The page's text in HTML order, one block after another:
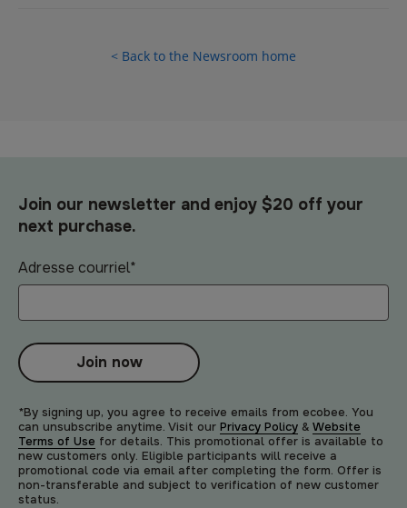
< Back to the Newsroom home
Join our newsletter and enjoy $20 off your
next purchase.
Adresse courriel*
Join now
*By signing up, you agree to receive emails from ecobee. You
can unsubscribe anytime. Visit our Privacy Policy & Website
Terms of Use for details. This promotional offer is available to
new customers only. Eligible participants will receive a
promotional code via email after completing the form. Offer is
non-transferable and subject to verification of new customer
status.